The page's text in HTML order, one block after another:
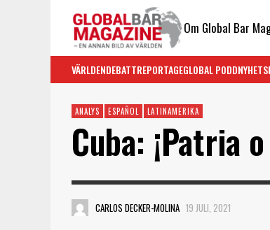
Om Global Bar
VÄRLDENDEBATTREPORTAGEGLOBAL PODD
ANALYS ESPAÑOL LATINAMERIKA
Cuba: ¡Patria
CARLOS DECKER-MOLINA 19 JULI, 2021